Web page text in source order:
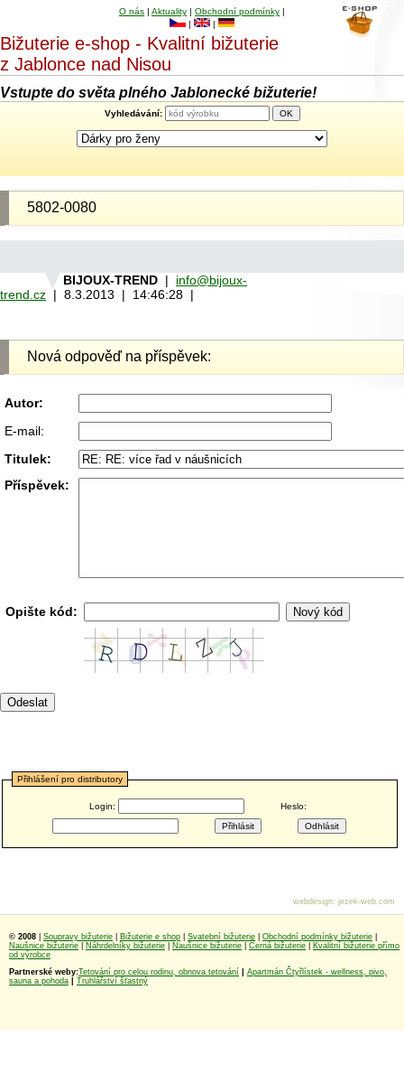
O nás | Aktuality | Obchodní podmínky |
|
|
Bižuterie e-shop - Kvalitní bižuterie
z Jablonce nad Nisou
Vstupte do světa plného Jablonecké bižuterie!
Vyhledávání:
5802-0080
BIJOUX-TREND | info@bijoux-
trend.cz | 8.3.2013 | 14:46:28 |
Nová odpověď na příspěvek:
Autor:
E-mail:
Titulek:
Příspěvek:
Opište kód:
Přihlášení pro distributory
Login: Heslo:
© 2008 Soupravy bižuterie Bižuterie e shop Svatební bižuterie Obchodní podmínky bižuterie
Naušnice bižuterie
Náhrdelníky bižuterie Naušnice bižuterie Černá bižuterie
Kvalitní bižuterie přímo
od výrobce
Partnerské weby:Tetování pro celou rodinu, obnova tetování
Apartmán Čtyřlístek - wellness, pivo,
sauna a pohoda
Truhlářství šťastný
webdesign: jezek-web.com